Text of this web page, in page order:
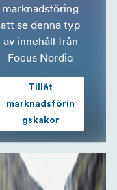
marknadsföring
att se denna typ
av innehåll från
Focus Nordic
Tillåt
marknadsförin
gskakor